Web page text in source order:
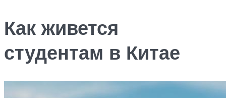
Как живется
студентам в Китае